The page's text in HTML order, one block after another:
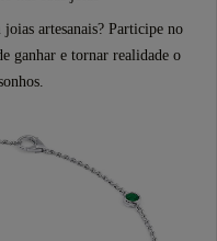
artesanais? Participe no
ganhar e tornar realidade o